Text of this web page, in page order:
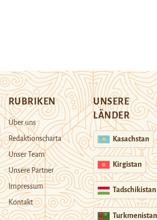
RUBRIKEN
Über uns
Redaktionscharta
Unser Team
Unsere Partner
Impressum
Kontakt
UNSERE
LÄNDER
Kasachstan
Kirgistan
Tadschikistan
Turkmenistan